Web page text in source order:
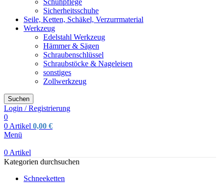
Schuhpflege
Sicherheitsschuhe
Seile, Ketten, Schäkel, Verzurrmaterial
Werkzeug
Edelstahl Werkzeug
Hämmer & Sägen
Schraubenschlüssel
Schraubstöcke & Nageleisen
sonstiges
Zollwerkzeug
Suchen
Login / Registrierung
0
0 Artikel 0,00 €
Menü
0 Artikel
Kategorien durchsuchen
Schneeketten